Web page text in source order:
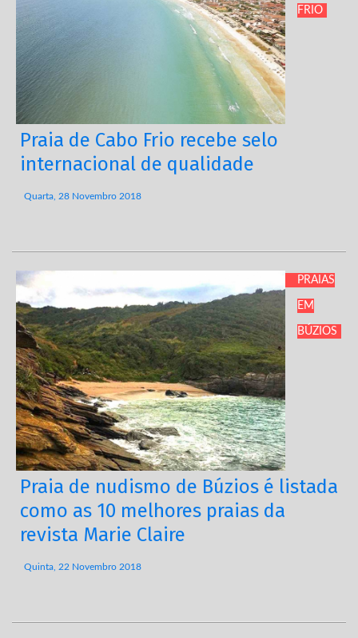
FRIO
Praia de Cabo Frio recebe selo
internacional de qualidade
Quarta, 28 Novembro 2018
PRAIAS
EM
BÚZIOS
Praia de nudismo de Búzios é listada
como as 10 melhores praias da
revista Marie Claire
Quinta, 22 Novembro 2018